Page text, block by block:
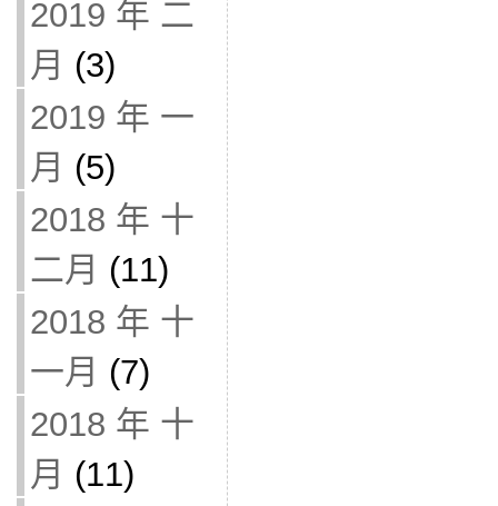
2019 年 二
月 (3)
2019 年 一
月 (5)
2018 年 十
二月 (11)
2018 年 十
一月 (7)
2018 年 十
月 (11)